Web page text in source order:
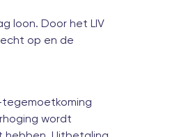
loon. Door het LIV
op en de
wordt